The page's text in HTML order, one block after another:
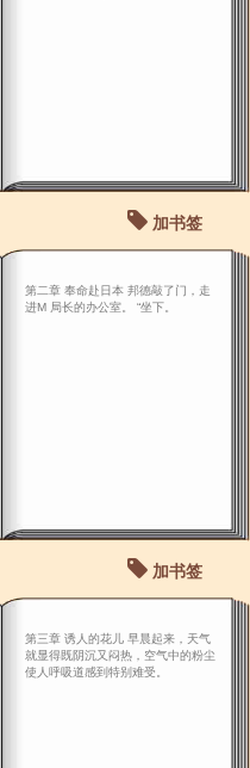
加书签
第二章 奉命赴日本 邦德敲了门，走
进M 局长的办公室。 “坐下。
加书签
第三章 诱人的花儿 早晨起来，天气
就显得既阴沉又闷热，空气中的粉尘
使人呼吸道感到特别难受。